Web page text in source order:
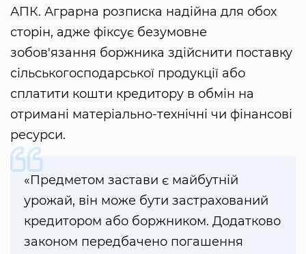
АПК. Аграрна розписка надійна для обох
сторін, адже фіксує безумовне
зобов'язання боржника здійснити поставку
сільськогосподарської продукції або
сплатити кошти кредитору в обмін на
отримані матеріально-технічні чи фінансові
ресурси.
«Предметом застави є майбутній
урожай, він може бути застрахований
кредитором або боржником. Додатково
законом передбачено погашення